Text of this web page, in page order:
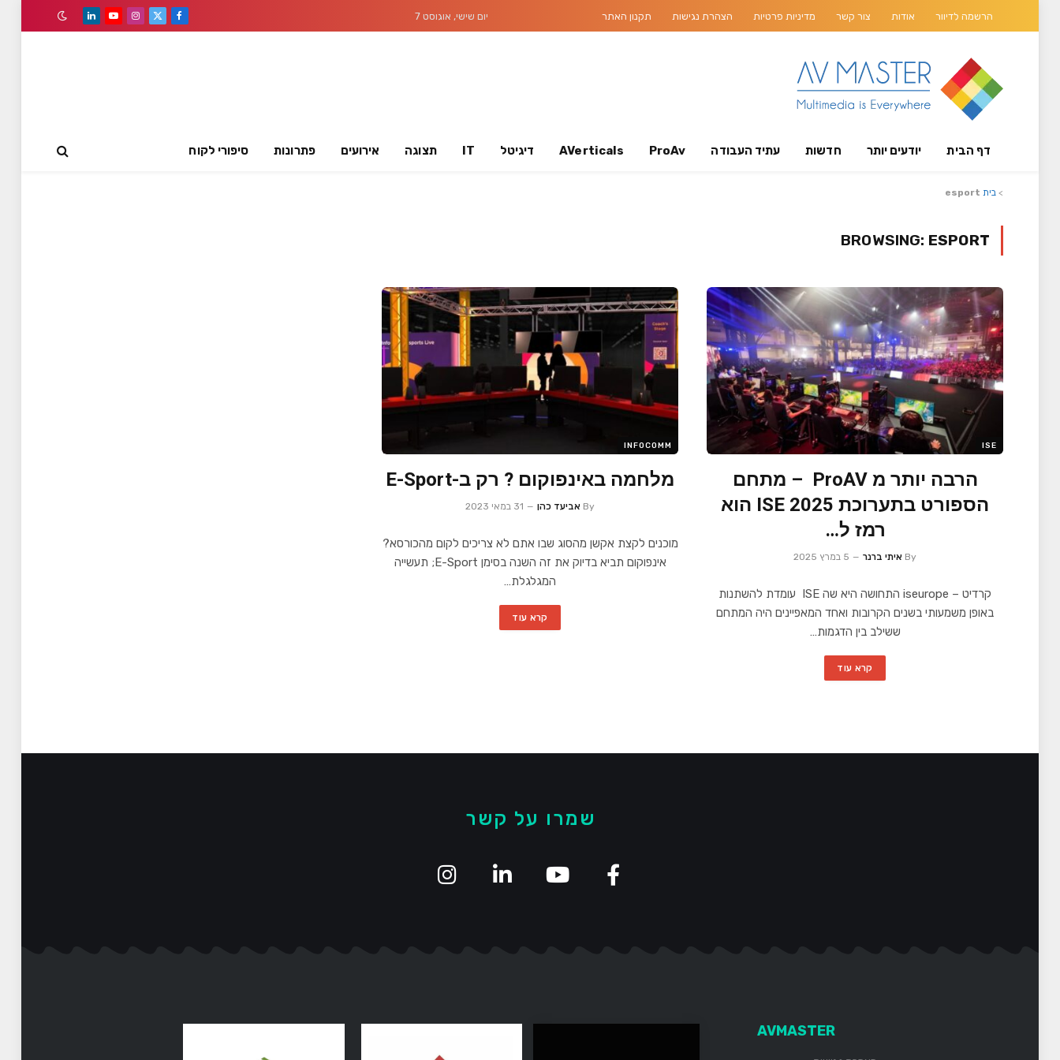
הרשמה לדיוור אודות צור קשר מדיניות פרטיות הצהרת נגישות תקנון האתר יום שישי, אוגוסט 7
Facebook
X
Instagram
YouTube
LinkedIn
דף הבית יודעים יותר חדשות עתיד העבודה ProAv
AVerticals דיגיטל IT תצוגה אירועים פתרונות סיפורי לקוח
> בית esport
BROWSING: ESPORT
ISE
הרבה יותר מ ProAV – מתחם
הספורט בתערוכת ISE 2025 הוא
רמז ל…
By איתי ברנר 5 במרץ 2025
קרדיט – iseurope התחושה היא שה ISE עומדת להשתנות
באופן משמעותי בשנים הקרובות ואחד המאפיינים היה המתחם
ששילב בין הדגמות…
קרא עוד
INFOCOMM
מלחמה באינפוקום ? רק ב-E-Sport
By אביעד כהן 31 במאי 2023
מוכנים לקצת אקשן מהסוג שבו אתם לא צריכים לקום מהכורסא?
אינפוקום תביא בדיוק את זה השנה בסימן E-Sport; תעשייה
המגלגלת…
קרא עוד
שמרו על קשר
AVMASTER